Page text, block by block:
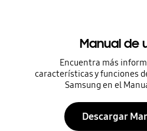
Manual de
Encuentra más
características y funciones
Samsung en el
Descargar